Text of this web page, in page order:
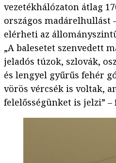
vezetékhálózaton átlag
országos madárelhullást
elérheti az
„A balesetet szenvedett
jeladós túzok, szlovák,
és lengyel gyűrűs fehér
vörös vércsék is voltak,
felelősségünket is jelzi” –